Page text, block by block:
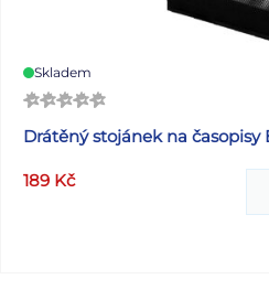
Skladem
Drátěný stojánek na časopisy
189 Kč